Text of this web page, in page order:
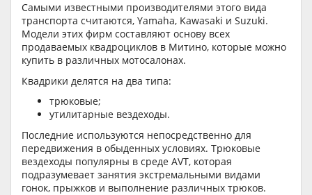
Самыми известными производителями этого вида
транспорта считаются, Yamaha, Kawasaki и Suzuki.
Модели этих фирм составляют основу всех
продаваемых квадроциклов в Митино, которые можно
купить в различных мотосалонах.
Квадрики делятся на два типа:
трюковые;
утилитарные вездеходы.
Последние используются непосредственно для
передвижения в обыденных условиях. Трюковые
вездеходы популярны в среде AVT, которая
подразумевает занятия экстремальными видами
гонок, прыжков и выполнение различных трюков.